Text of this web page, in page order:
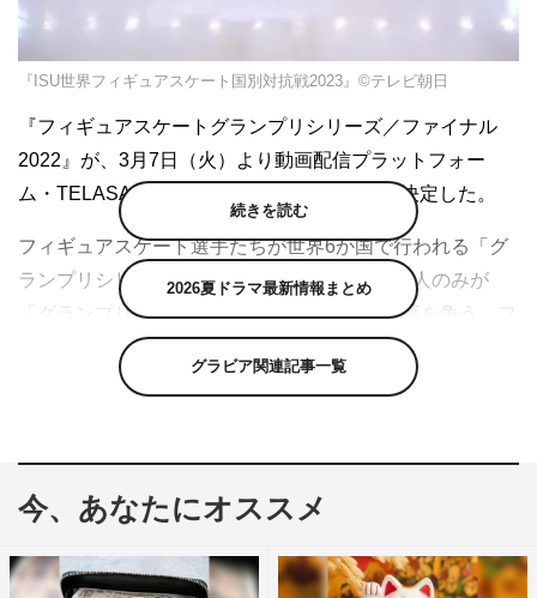
『ISU世界フィギュアスケート国別対抗戦2023』©テレビ朝日
『フィギュアスケートグランプリシリーズ／ファイナル
2022』が、3月7日（火）より動画配信プラットフォー
ム・TELASA（テラサ）で配信されることが決定した。
フィギュアスケート選手たちが世界6か国で行われる「グ
ランプリシリーズ」を戦い、その成績上位者6人のみが
「グランプリファイナル」に出場。世界一の座を争う、フ
ィギュアスケートの世界三大大会「グランプリシリーズ／
ファイナル」。2022年10～12月に行われた大会では、日
ナル2022」が、3月7日（火）よりTELASAで配信スター
続きを読む
2026夏ドラマ最新情報まとめ
グラビア関連記事一覧
今、あなたにオススメ